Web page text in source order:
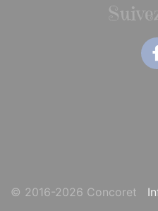
© 2016-2026 Concoret